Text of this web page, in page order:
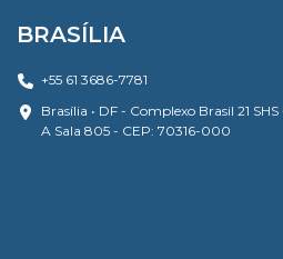
BRASÍLIA
+55 61 3686-7781
Brasília • DF - Complexo Brasil 21
A Sala 805 - CEP: 70316-000